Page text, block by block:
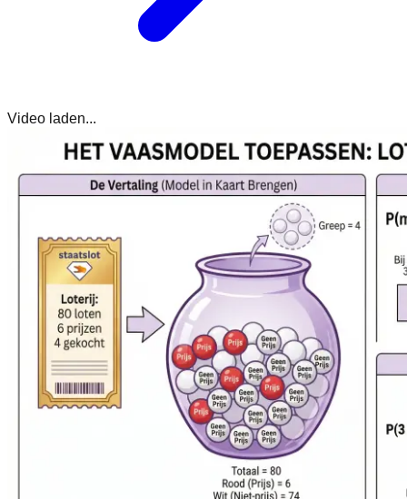
Video laden...